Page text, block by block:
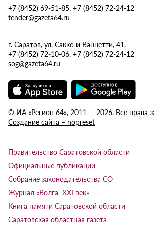
+7 (8452) 69-51-85, +7 (8452) 72-24-12
tender@gazeta64.ru
г. Саратов, ул. Сакко и Ванцетти, 41.
+7 (8452) 72-10-06, +7 (8452) 72-24-12
sog@gazeta64.ru
© ИА «Регион 64», 2011 — 2026. Все права
Создание сайта – nopreset
Правительство Саратовской области
Официальные публикации
Собрание законодательства СО
Журнал «Волга XXI век»
Книга памяти Саратовской области
Саратовская областная газета